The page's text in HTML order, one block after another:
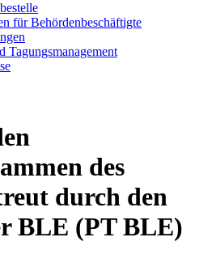
für Be­hör­den­be­schäf­tig­te
Tagungs­management
des
durch den
BLE (PT BLE)